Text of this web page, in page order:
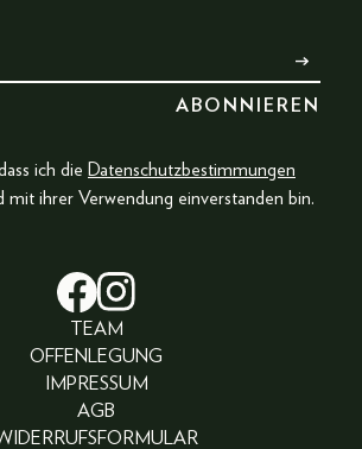
ich die Datenschutzbestimmungen
mit ihrer Verwendung einverstanden bin.
TEAM
OFFENLEGUNG
IMPRESSUM
AGB